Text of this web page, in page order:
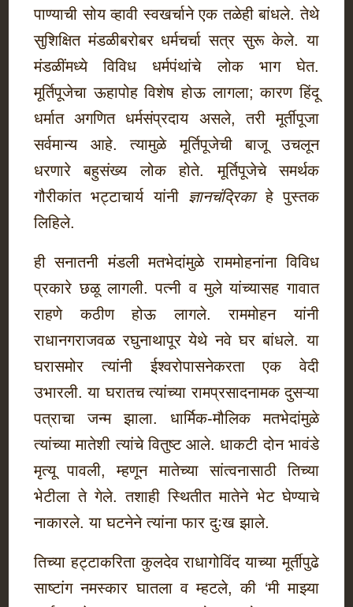
पाण्याची सोय व्हावी स्वखर्चाने एक तळेही बांधले. तेथे
सुशिक्षित मंडळीबरोबर धर्मचर्चा सत्र सुरू केले. या
मंडळींमध्ये विविध धर्मपंथांचे लोक भाग घेत.
मूर्तिपूजेचा ऊहापोह विशेष होऊ लागला; कारण हिंदू
धर्मात अगणित धर्मसंप्रदाय असले, तरी मूर्तीपूजा
सर्वमान्य आहे. त्यामुळे मूर्तिपूजेची बाजू उचलून
धरणारे बहुसंख्य लोक होते. मूर्तिपूजेचे समर्थक
गौरीकांत भट्टाचार्य यांनी ज्ञानचंद्रिकाहे पुस्तक
लिहिले.
ही सनातनी मंडली मतभेदांमुळे राममोहनांना विविध
प्रकारे छळू लागली. पत्नी व मुले यांच्यासह गावात
राहणे कठीण होऊ लागले. राममोहन यांनी
राधानगराजवळ रघुनाथापूर येथे नवे घर बांधले. या
घरासमोर त्यांनी ईश्वरोपासनेकरता एक वेदी
उभारली. या घरातच त्यांच्या रामप्रसादनामक दुसऱ्या
पत्राचा जन्म झाला. धार्मिक-मौलिक मतभेदांमुळे
त्यांच्या मातेशी त्यांचे वितुष्ट आले. धाकटी दोन भावंडे
मृत्यू पावली, म्हणून मातेच्या सांत्वनासाठी तिच्या
भेटीला ते गेले. तशाही स्थितीत मातेने भेट घेण्याचे
नाकारले. या घटनेने त्यांना फार दुःख झाले.
तिच्या हट्टाकरिता कुलदेव राधागोविंद याच्या मूर्तीपुढे
साष्टांग नमस्कार घातला व म्हटले, की ‘मी माझ्या